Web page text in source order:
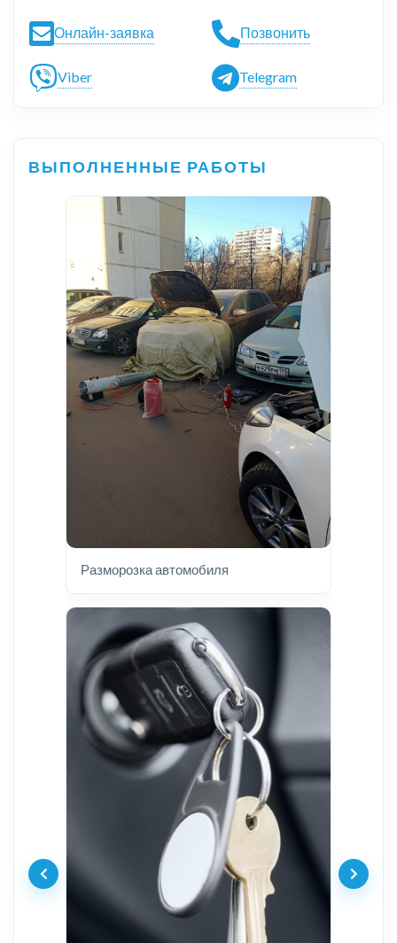
Онлайн-заявка Позвонить
Viber Telegram
ВЫПОЛНЕННЫЕ РАБОТЫ
Разморозка автомобиля